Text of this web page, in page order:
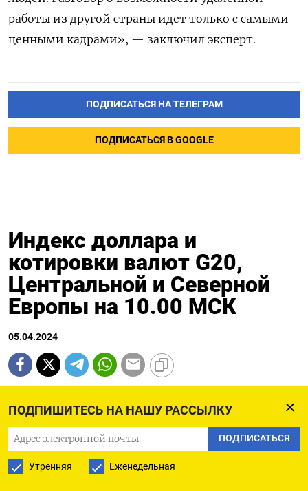
ПОДПИШИТЕСЬ НА НАШУ РАССЫЛКУ
ПОДПИСАТЬСЯ
Утренняя Еженедельная
работы из другой страны идет только с самыми
ценными кадрами», — заключил эксперт.
ПОДПИСАТЬСЯ НА ТЕЛЕГРАМ
ПОДПИСАТЬСЯ В GOOGLE
Индекс доллара и
котировки валют G20,
Центральной и Северной
Европы на 10.00 МСК
05.04.2024